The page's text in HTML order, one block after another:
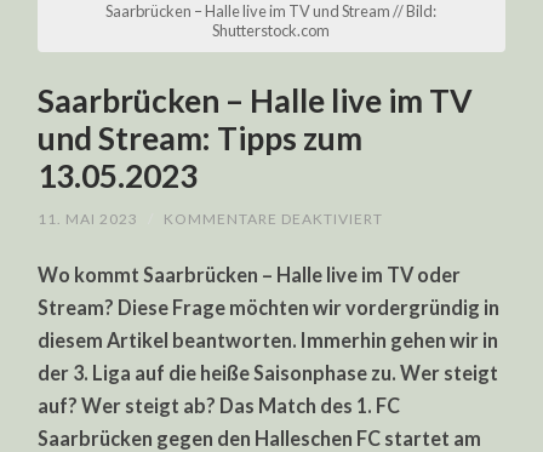
Saarbrücken – Halle live im TV und Stream // Bild:
Shutterstock.com
Saarbrücken – Halle live im TV
und Stream: Tipps zum
13.05.2023
11. MAI 2023 KOMMENTARE DEAKTIVIERT
HALLE
IM
UND
STREAM:
TIPPS
ZUM
13.05.2023
Wo kommt Saarbrücken – Halle live im TV oder
Stream? Diese Frage möchten wir vordergründig in
diesem Artikel beantworten. Immerhin gehen wir in
der 3. Liga auf die heiße Saisonphase zu. Wer steigt
auf? Wer steigt ab? Das Match des 1. FC
Saarbrücken gegen den Halleschen FC startet am